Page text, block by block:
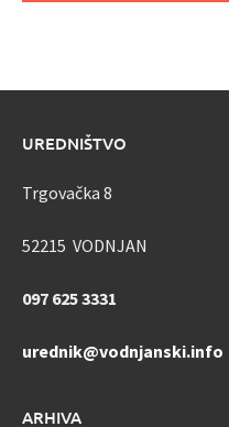
UREDNIŠTVO
Trgovačka 8
52215 VODNJAN
097 625 3331
urednik@vodnjanski.info
ARHIVA